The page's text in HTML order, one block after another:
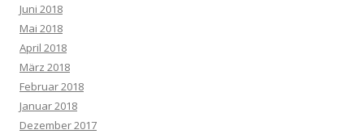
Juni 2018
Mai 2018
April 2018
März 2018
Februar 2018
Januar 2018
Dezember 2017